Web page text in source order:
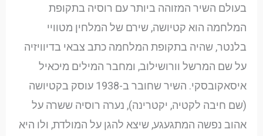
בעולם השיר המזוהה ביותר עם רוסיה בתקופת
המלחמה הוא קטיושה, שירם של המלחין מטוויי
בלנטר, שהיה בתקופת המלחמה כתב צבאי בדיוויזיה
על שם המרשל וורושילוב, ומחבר המילים מיכאיל
איסאקובסקי. השיר שחובר ב-1938 עוסק בקטיושה
(שם חיבה לקטיה, יקטרינה), נערה רוסיה ששרה על
אהוב נפשה המתגעגע, שיצא להגן על המולדת, ולו היא